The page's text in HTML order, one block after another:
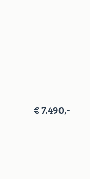
€ 7.490,-